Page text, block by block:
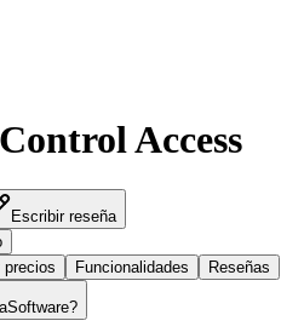
Access
Escribir reseña
precios Funcionalidades Reseñas